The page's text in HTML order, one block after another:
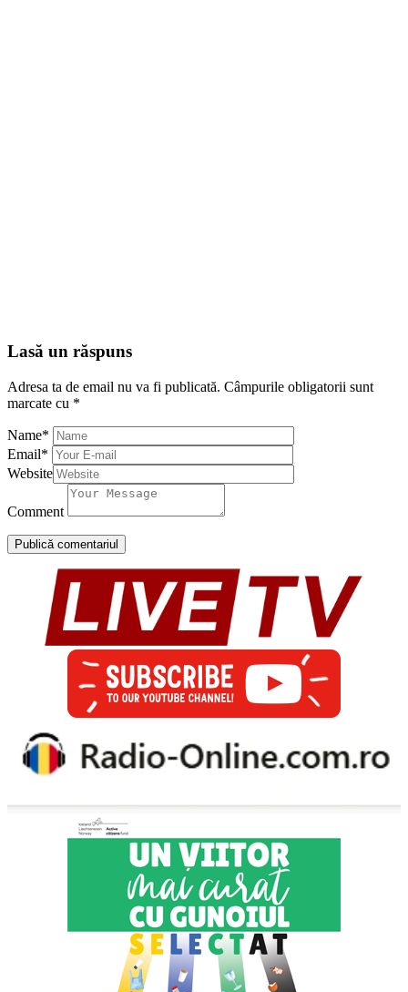
Lasă un răspuns
Adresa ta de email nu va fi publicată. Câmpurile obligatorii sunt
marcate cu *
Name*
Email*
Website
Comment